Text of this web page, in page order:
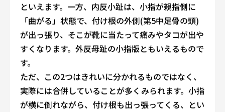
といえます。一方、内反小趾は、小指が親指側に
「曲がる」状態で、付け根の外側(第5中足骨の頭)
が出っ張り、そこが靴に当たって痛みやタコが出や
すくなります。外反母趾の小指版ともいえるもので
す。
ただ、この2つはきれいに分かれるものではなく、
実際には合併していることが多くみられます。小指
が横に倒れながら、付け根も出っ張ってくる、とい